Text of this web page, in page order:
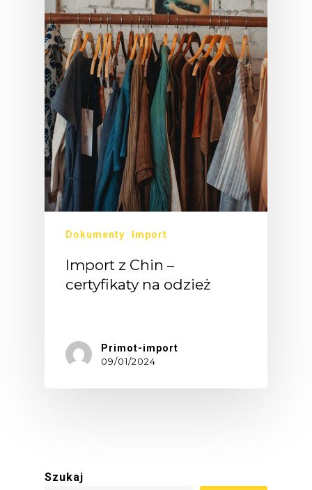
Dokumenty Import
Import z Chin –
certyfikaty na odzież
Primot-import
09/01/2024
Szukaj